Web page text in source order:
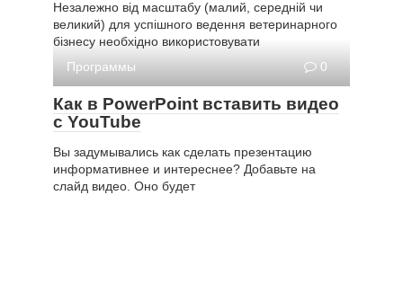
Незалежно від масштабу (малий, середній чи
великий) для успішного ведення ветеринарного
бізнесу необхідно використовувати
Программы
0
Как в PowerPoint вставить видео
с YouTube
Вы задумывались как сделать презентацию
информативнее и интереснее? Добавьте на
слайд видео. Оно будет